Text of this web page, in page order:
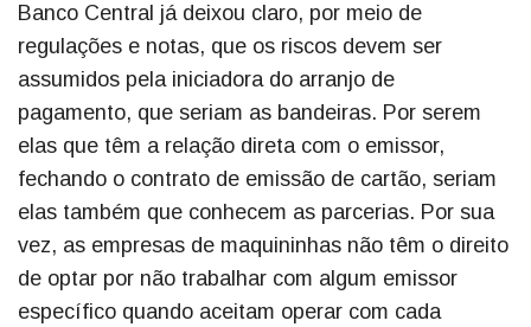
Banco Central já deixou claro, por meio de
regulações e notas, que os riscos devem ser
assumidos pela iniciadora do arranjo de
pagamento, que seriam as bandeiras. Por serem
elas que têm a relação direta com o emissor,
fechando o contrato de emissão de cartão, seriam
elas também que conhecem as parcerias. Por sua
vez, as empresas de maquininhas não têm o direito
de optar por não trabalhar com algum emissor
específico quando aceitam operar com cada